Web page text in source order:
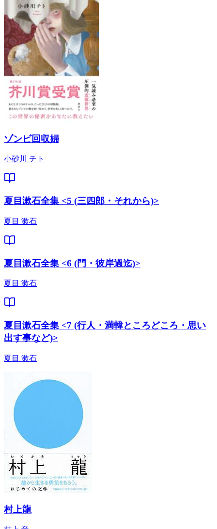
ゾンビ回収婦
小砂川 チト
夏目漱石全集 <5 (三四郎・それから)>
夏目 漱石
夏目漱石全集 <6 (門・彼岸過迄)>
夏目 漱石
夏目漱石全集 <7 (行人・満韓ところどころ・思い
出す事など)>
夏目 漱石
村上龍